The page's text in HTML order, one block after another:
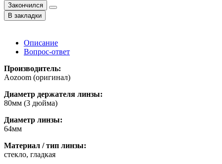
Закончился
В закладки
Описание
Вопрос-ответ
Производитель:
Aozoom (оригинал)
Диаметр держателя линзы:
80мм (3 дюйма)
Диаметр линзы:
64мм
Материал / тип линзы:
стекло, гладкая